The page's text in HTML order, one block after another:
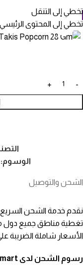
تخطي إلى التنقل
تخطي إلى المحتوى الرئيسي
انقر للتكبير
الوسوم:
الشحن والتوصيل
نقدم خدمة الشحن السريع
تغطية مناطق جميع دول
الأسعار شاملة الضريبة على
رسوم الشحن لدى rosehillmart :